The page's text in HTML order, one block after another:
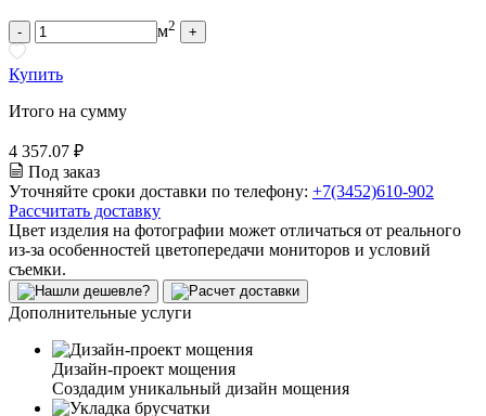
- м2 +
Купить
Итого на сумму
4 357.07 ₽
Под заказ
Уточняйте сроки доставки по телефону: +7(3452)610-902
Рассчитать доставку
Цвет изделия на фотографии может отличаться от реального
из-за особенностей цветопередачи мониторов и условий
съемки.
Дополнительные услуги
Дизайн-проект мощения
Создадим уникальный дизайн мощения